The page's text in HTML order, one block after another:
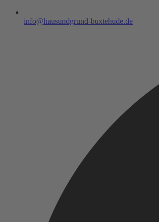
info@hausundgrund-buxtehude.de